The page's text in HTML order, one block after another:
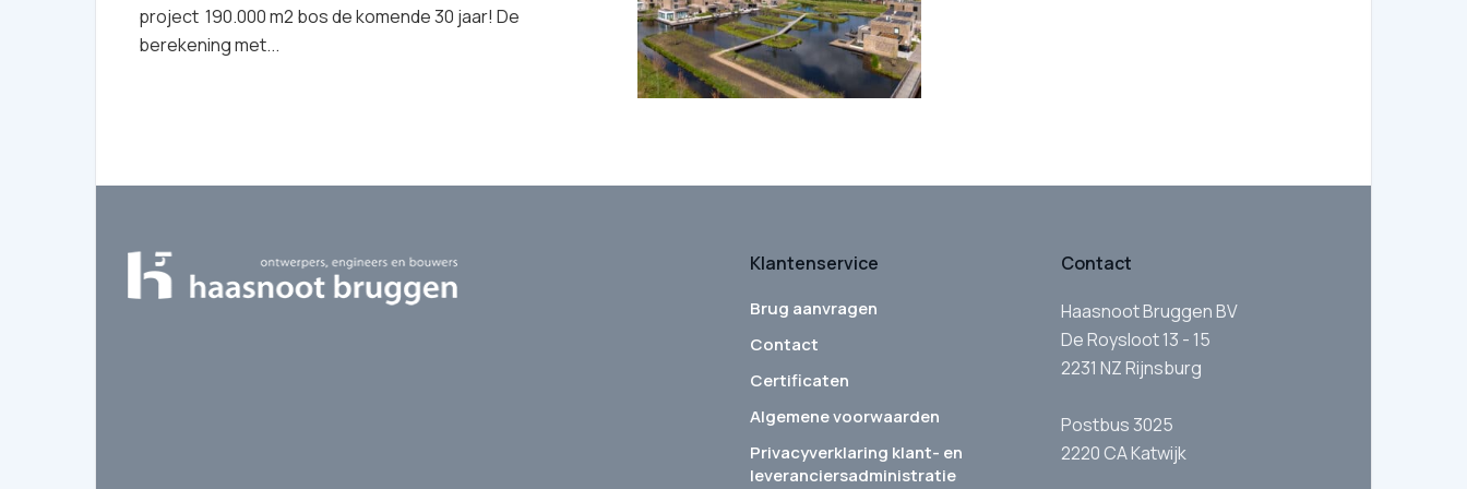
project 190.000 m2 bos de komende 30 jaar! De
berekening met...
Klantenservice
Brug aanvragen
Contact
Certificaten
Algemene voorwaarden
Privacyverklaring klant- en
leveranciersadministratie
Contact
Haasnoot Bruggen BV
De Roysloot 13 - 15
2231 NZ Rijnsburg
Postbus 3025
2220 CA Katwijk